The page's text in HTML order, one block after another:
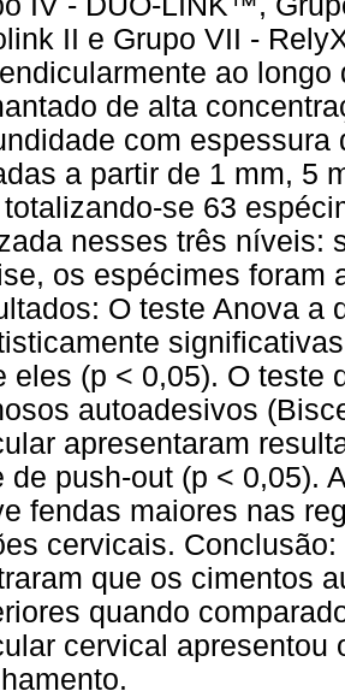
II e Grupo VII -
ao
de alta
com
a partir de 1 mm, 5
se 63
nesses três níveis:
os espécimes foram
O teste Anova a
eles (p < 0,05). O teste
autoadesivos
apresentaram
de push-out (p < 0,05).
fendas maiores nas
cervicais.
que os cimentos
quando
cervical apresentou